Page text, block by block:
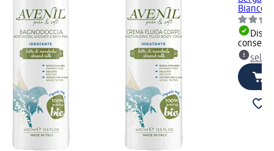
Bianco,